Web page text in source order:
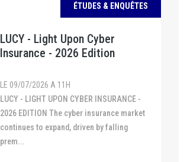
ÉTUDES & ENQUÊTES
LUCY - Light Upon Cyber
Insurance - 2026 Edition
LE 09/07/2026 A 11H
LUCY - LIGHT UPON CYBER INSURANCE -
2026 EDITION The cyber insurance market
continues to expand, driven by falling
prem...